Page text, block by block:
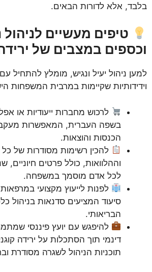
בלבד, אלא לדורות הבאים.
טיפים מעשיים לניהול
וכספים במצבים של
למען ניהול יעיל ונגיש, מומלץ להתחיל
וידידותיות שקיימות במרבית המשפחות
לרכוש מחברות ייעודיות או
בשפה העברית, המאפשרות
הכנסות והוצאות.
להכין רשימות מסודרות של
וההלוואות, כולל פרטים חיוניים,
לכל אדם מוסמך במשפחה.
לפנות לייעוץ מקצועי
סיעוד המציעים סדנאות בניהול
הבריאותי.
להיפגש עם יועץ פיננסי
דינמי תוך הסתכלות על ירידה
תוכניות הניהול לשגרה מסודרת